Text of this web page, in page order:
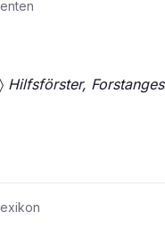
Hilfsförster,